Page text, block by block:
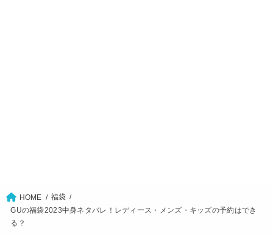
HOME
福袋
GUの福袋2023中身ネタバレ！レディース・メンズ・キッズの予約はでき
る？